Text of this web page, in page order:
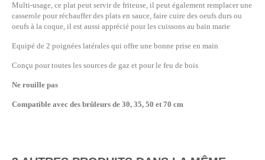
Multi-usage, ce plat peut servir de friteuse, il peut également remplacer une
casserole pour réchauffer des plats en sauce, faire cuire des oeufs durs ou
oeufs à la coque, il est aussi apprécié pour les cuissons au bain marie
Equipé de 2 poignées latérales qui offre une bonne prise en main
Conçu pour toutes les sources de gaz et pour le feu de bois
Ne rouille pas
Compatible avec des brûleurs de 30, 35, 50 et 70 cm